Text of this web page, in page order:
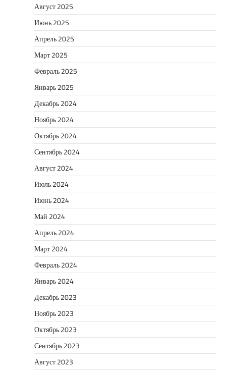
Август 2025
Июнь 2025
Апрель 2025
Март 2025
Февраль 2025
Январь 2025
Декабрь 2024
Ноябрь 2024
Октябрь 2024
Сентябрь 2024
Август 2024
Июль 2024
Июнь 2024
Май 2024
Апрель 2024
Март 2024
Февраль 2024
Январь 2024
Декабрь 2023
Ноябрь 2023
Октябрь 2023
Сентябрь 2023
Август 2023